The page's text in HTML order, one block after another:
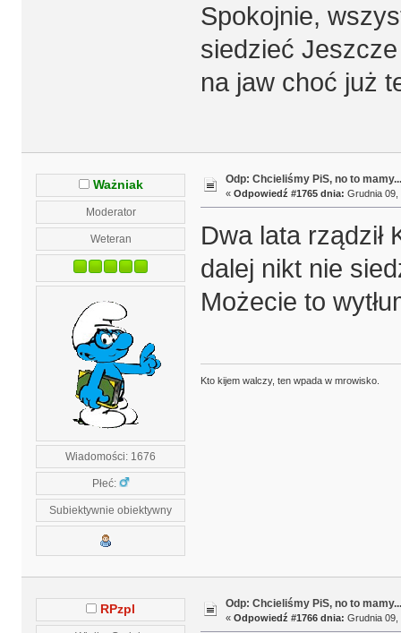
Spokojnie,
siedzieć
na jaw choć już
Ważniak
Moderator
Weteran
Wiadomości: 1676
Płeć:
Subiektywnie obiektywny
Odp: Chcieliśmy PiS, no to
« Odpowiedź #1765 dnia: Grudnia 09,
Dwa lata rządził
dalej nikt nie
Możecie to
Kto kijem walczy, ten wpada w mrowisko.
RPzpl Odp: Chcieliśmy PiS, no to
« Odpowiedź #1766 dnia: Grudnia 09,